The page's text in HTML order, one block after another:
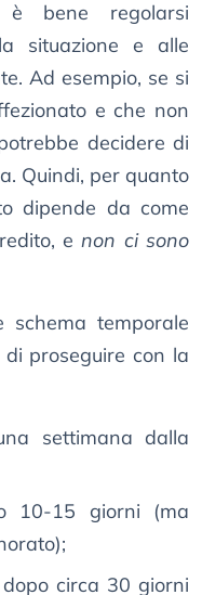
è bene regolarsi
situazione e alle
Ad esempio, se si
e che non
decidere di
Quindi, per quanto
dipende da come
enon ci sono
schema temporale
proseguire con la
settimana dalla
10-15 giorni (ma
dopo circa 30 giorni